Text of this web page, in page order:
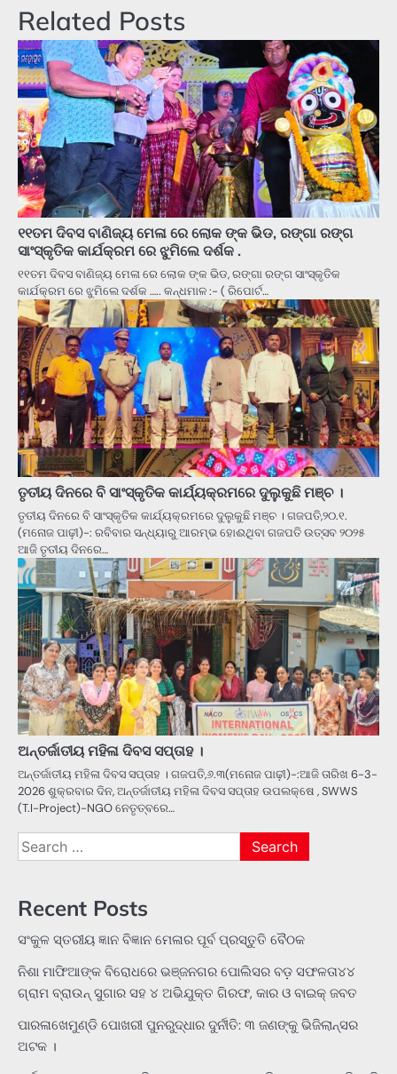
Related Posts
୧୧ତମ ଦିବସ ବାଣିଜ୍ୟ ମେଳା ରେ ଲୋକ ଙ୍କ ଭିଡ, ରଙ୍ଗା ରଙ୍ଗ
ସାଂସ୍କୃତିକ କାର୍ଯକ୍ରମ ରେ ଝୁମିଲେ ଦର୍ଶକ .
୧୧ତମ ଦିବସ ବାଣିଜ୍ୟ ମେଳା ରେ ଲୋକ ଙ୍କ ଭିଡ, ରଙ୍ଗା ରଙ୍ଗ ସାଂସ୍କୃତିକ
କାର୍ଯକ୍ରମ ରେ ଝୁମିଲେ ଦର୍ଶକ ….. କନ୍ଧମାଳ :- ( ରିପୋର୍ଟ…
ତୃତୀୟ ଦିନରେ ବି ସାଂସ୍କୃତିକ କାର୍ଯ୍ୟକ୍ରମରେ ଦୁଲୁକୁଛି ମଞ୍ଚ ।
ତୃତୀୟ ଦିନରେ ବି ସାଂସ୍କୃତିକ କାର୍ଯ୍ୟକ୍ରମରେ ଦୁଲୁକୁଛି ମଞ୍ଚ । ଗଜପତି,୨୦.୧.
(ମନୋଜ ପାଢ଼ୀ)-: ରବିବାର ସନ୍ଧ୍ୟାରୁ ଆରମ୍ଭ ହୋଈଥିବା ଗଜପତି ଉତ୍ସବ ୨୦୨୫
ଆଜି ତୃତୀୟ ଦିନରେ…
ଅନ୍ତର୍ଜାତୀୟ ମହିଳା ଦିବସ ସପ୍ତାହ ।
ଅନ୍ତର୍ଜାତୀୟ ମହିଳା ଦିବସ ସପ୍ତାହ । ଗଜପତି,୬.୩(ମନୋଜ ପାଢ଼ୀ)-:ଆଜି ତାରିଖ 6-3-
2026 ଶୁକ୍ରବାର ଦିନ, ଅନ୍ତର୍ଜାତୀୟ ମହିଳା ଦିବସ ସପ୍ତାହ ଉପଲକ୍ଷେ , SWWS
(T.I-Project)-NGO ନେତୃତ୍ବରେ…
Search
for:
Recent Posts
ସଂକୁଳ ସ୍ତରୀୟ ଜ୍ଞାନ ବିଜ୍ଞାନ ମେଳାର ପୂର୍ବ ପ୍ରସ୍ତୁତି ବୈଠକ
ନିଶା ମାଫିଆଙ୍କ ବିରୋଧରେ ଭଞ୍ଜନଗର ପୋଲିସର ବଡ଼ ସଫଳତା୪୪
ଗ୍ରାମ ବ୍ରାଉନ୍ ସୁଗାର ସହ ୪ ଅଭିଯୁକ୍ତ ଗିରଫ, କାର ଓ ବାଇକ୍ ଜବତ
ପାରଳାଖେମୁଣ୍ଡି ପୋଖରୀ ପୁନରୁଦ୍ଧାର ଦୁର୍ନୀତି: ୩ ଜଣଙ୍କୁ ଭିଜିଲାନ୍ସର
ଅଟକ ।